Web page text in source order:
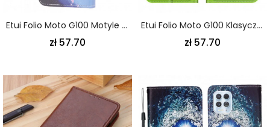
Etui Folio Moto G100 Motyle Etui Ochronne
zł 57.70
Etui Folio Moto G100 Klasyczny Efekt Liczi
zł 57.70